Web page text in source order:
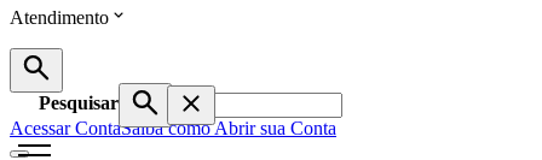
Atendimento
Pesquisar
Acessar ContaSaiba como Abrir sua Conta